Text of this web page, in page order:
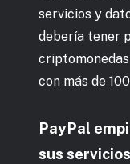
servicios y
debería tener
con más de
PayPal
sus